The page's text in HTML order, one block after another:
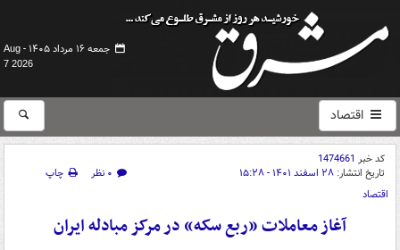
جمعه ۱۶ مرداد ۱۴۰۵ -
Aug
7 2026
اقتصاد
کد خبر 1474661
تاریخ انتشار: ۲۸ اسفند ۱۴۰۱ - ۱۵:۲۸ ۰ نظر
چاپ
اقتصاد
آغاز معاملات «ربع سکه» در مرکز مبادله ایران